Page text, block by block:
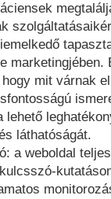
mit várnak
láthatóságát.
a weboldal